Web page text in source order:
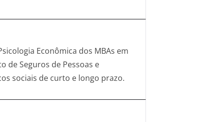
Econômica dos MBAs em
de Seguros de Pessoas e
sociais de curto e longo prazo.